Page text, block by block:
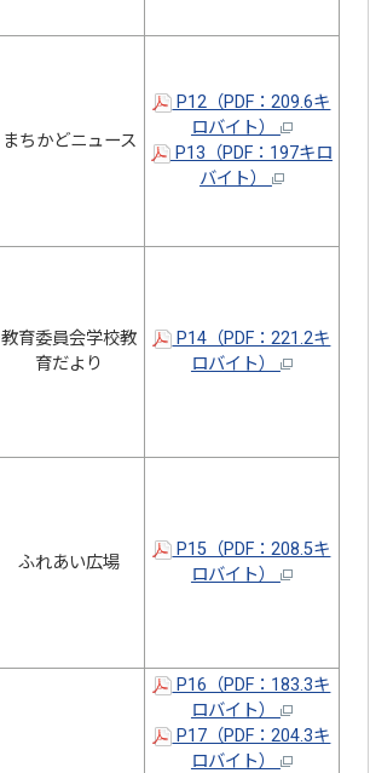
まちかどニュース
P12（PDF：209.6キ
ロバイト）
P13（PDF：197キロ
バイト）
教育委員会学校教
育だより
P14（PDF：221.2キ
ロバイト）
ふれあい広場
P15（PDF：208.5キ
ロバイト）
P16（PDF：183.3キ
ロバイト）
P17（PDF：204.3キ
ロバイト）